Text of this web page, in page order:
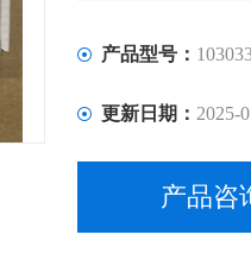
产品型号：
更新日期： 2025-
产品咨